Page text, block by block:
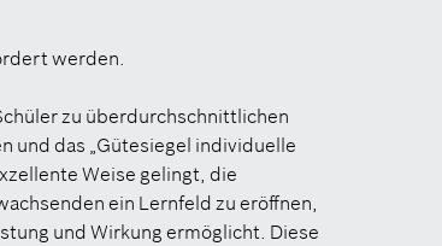
werden.
zu überdurchschnittlichen
und das „Gütesiegel individuelle
Weise gelingt, die
ein Lernfeld zu eröffnen,
und Wirkung ermöglicht. Diese